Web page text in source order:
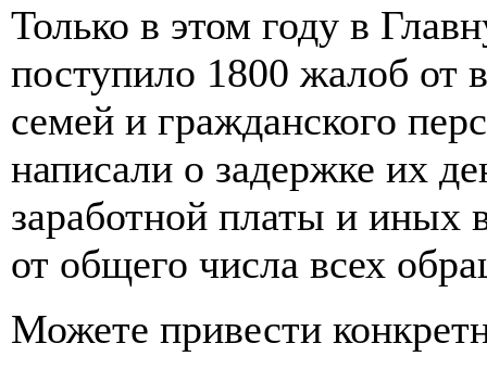
Только в этом году в
поступило 1800 жалоб от
семей и гражданского
написали о задержке их
заработной платы и иных
от общего числа всех
Можете привести